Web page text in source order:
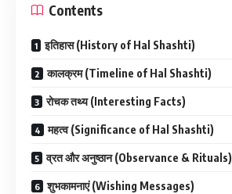
Contents
इतिहास (History of Hal Shashti)
कालक्रम (Timeline of Hal Shashti)
रोचक तथ्य (Interesting Facts)
महत्व (Significance of Hal Shashti)
व्रत और अनुष्ठान (Observance & Rituals)
शुभकामनाएं (Wishing Messages)